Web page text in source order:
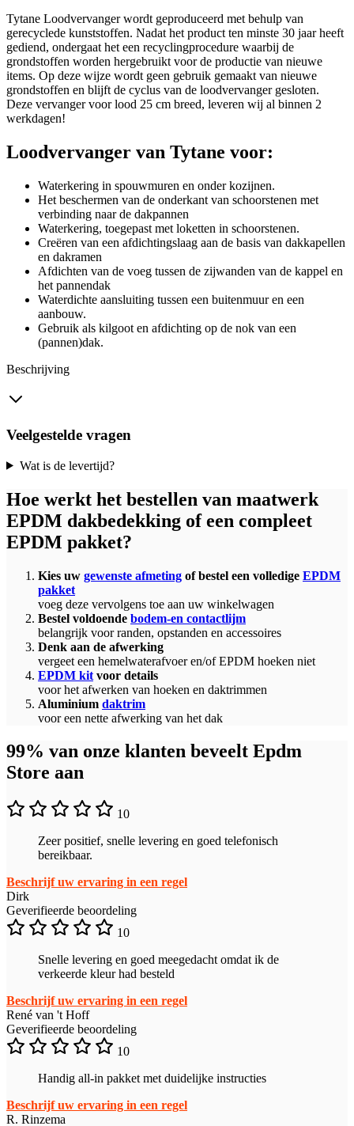
Tytane Loodvervanger wordt geproduceerd met behulp van
gerecyclede kunststoffen. Nadat het product ten minste 30 jaar heeft
gediend, ondergaat het een recyclingprocedure waarbij de
grondstoffen worden hergebruikt voor de productie van nieuwe
items. Op deze wijze wordt geen gebruik gemaakt van nieuwe
grondstoffen en blijft de cyclus van de loodvervanger gesloten.
Deze vervanger voor lood 25 cm breed, leveren wij al binnen 2
werkdagen!
Loodvervanger van Tytane voor:
Waterkering in spouwmuren en onder kozijnen.
Het beschermen van de onderkant van schoorstenen met
verbinding naar de dakpannen
Waterkering, toegepast met loketten in schoorstenen.
Creëren van een afdichtingslaag aan de basis van dakkapellen
en dakramen
Afdichten van de voeg tussen de zijwanden van de kappel en
het pannendak
Waterdichte aansluiting tussen een buitenmuur en een
aanbouw.
Gebruik als kilgoot en afdichting op de nok van een
(pannen)dak.
Beschrijving
Veelgestelde vragen
Wat is de levertijd?
Hoe werkt het bestellen van maatwerk
EPDM dakbedekking of een compleet
EPDM pakket?
Kies uw gewenste afmeting of bestel een volledige EPDM
pakket
voeg deze vervolgens toe aan uw winkelwagen
Bestel voldoende bodem-en contactlijm
belangrijk voor randen, opstanden en accessoires
Denk aan de afwerking
vergeet een hemelwaterafvoer en/of EPDM hoeken niet
EPDM kit voor details
voor het afwerken van hoeken en daktrimmen
Aluminium daktrim
voor een nette afwerking van het dak
99% van onze klanten beveelt Epdm
Store aan
10
Zeer positief, snelle levering en goed telefonisch
bereikbaar.
Beschrijf uw ervaring in een regel
Dirk
Geverifieerde beoordeling
10
Snelle levering en goed meegedacht omdat ik de
verkeerde kleur had besteld
Beschrijf uw ervaring in een regel
René van 't Hoff
Geverifieerde beoordeling
10
Handig all-in pakket met duidelijke instructies
Beschrijf uw ervaring in een regel
R. Rinzema